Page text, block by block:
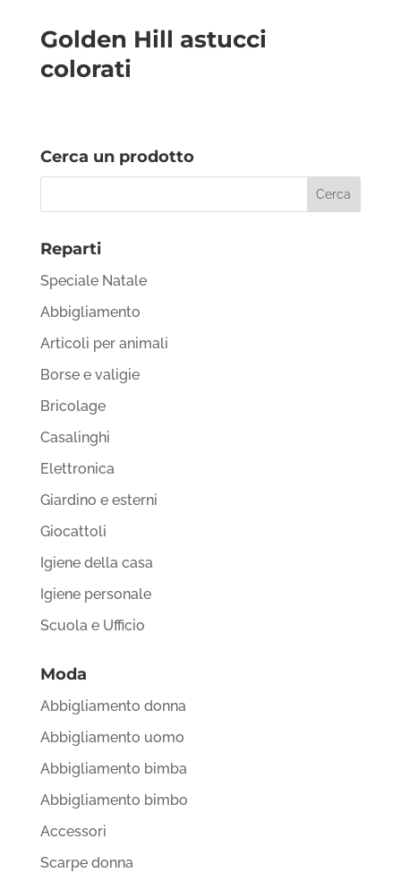
Golden Hill astucci
colorati
Cerca un prodotto
Reparti
Speciale Natale
Abbigliamento
Articoli per animali
Borse e valigie
Bricolage
Casalinghi
Elettronica
Giardino e esterni
Giocattoli
Igiene della casa
Igiene personale
Scuola e Ufficio
Moda
Abbigliamento donna
Abbigliamento uomo
Abbigliamento bimba
Abbigliamento bimbo
Accessori
Scarpe donna